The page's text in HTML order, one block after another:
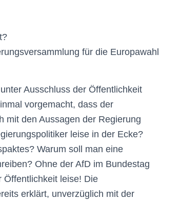
für die Europawahl
Ausschluss der Öffentlichkeit
vorgemacht, dass der
mit den Aussagen der Regierung
leise in der Ecke?
Warum soll man eine
Ohne der AfD im Bundestag
Öffentlichkeit leise! Die
erklärt, unverzüglich mit der